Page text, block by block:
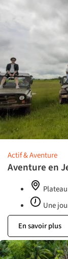
Actif & Aventure
Aventure en
Une
En savoir plus